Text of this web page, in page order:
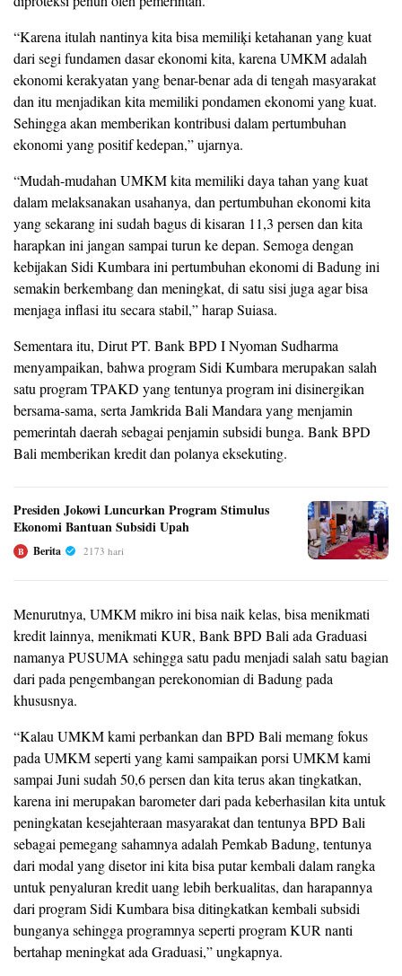
“Karena itulah nantinya kita bisa memiliķi ketahanan yang kuat
dari segi fundamen dasar ekonomi kita, karena UMKM adalah
ekonomi kerakyatan yang benar-benar ada di tengah masyarakat
dan itu menjadikan kita memiliki pondamen ekonomi yang kuat.
Sehingga akan memberikan kontribusi dalam pertumbuhan
ekonomi yang positif kedepan,” ujarnya.
“Mudah-mudahan UMKM kita memiliki daya tahan yang kuat
dalam melaksanakan usahanya, dan pertumbuhan ekonomi kita
yang sekarang ini sudah bagus di kisaran 11,3 persen dan kita
harapkan ini jangan sampai turun ke depan. Semoga dengan
kebijakan Sidi Kumbara ini pertumbuhan ekonomi di Badung ini
semakin berkembang dan meningkat, di satu sisi juga agar bisa
menjaga inflasi itu secara stabil,” harap Suiasa.
Sementara itu, Dirut PT. Bank BPD I Nyoman Sudharma
menyampaikan, bahwa program Sidi Kumbara merupakan salah
satu program TPAKD yang tentunya program ini disinergikan
bersama-sama, serta Jamkrida Bali Mandara yang menjamin
pemerintah daerah sebagai penjamin subsidi bunga. Bank BPD
Bali memberikan kredit dan polanya eksekuting.
Presiden Jokowi Luncurkan Program Stimulus
Ekonomi Bantuan Subsidi Upah
B Berita 2173 hari
Menurutnya, UMKM mikro ini bisa naik kelas, bisa menikmati
kredit lainnya, menikmati KUR, Bank BPD Bali ada Graduasi
namanya PUSUMA sehingga satu padu menjadi salah satu bagian
dari pada pengembangan perekonomian di Badung pada
khususnya.
“Kalau UMKM kami perbankan dan BPD Bali memang fokus
pada UMKM seperti yang kami sampaikan porsi UMKM kami
sampai Juni sudah 50,6 persen dan kita terus akan tingkatkan,
karena ini merupakan barometer dari pada keberhasilan kita untuk
peningkatan kesejahteraan masyarakat dan tentunya BPD Bali
sebagai pemegang sahamnya adalah Pemkab Badung, tentunya
dari modal yang disetor ini kita bisa putar kembali dalam rangka
untuk penyaluran kredit uang lebih berkualitas, dan harapannya
dari program Sidi Kumbara bisa ditingkatkan kembali subsidi
bunganya sehingga programnya seperti program KUR nanti
bertahap meningkat ada Graduasi,” ungkapnya.